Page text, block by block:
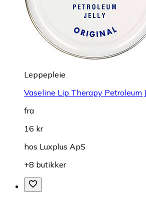
Leppepleie
Vaseline Lip Therapy Petroleum
fra
16 kr
hos Luxplus ApS
+8 butikker